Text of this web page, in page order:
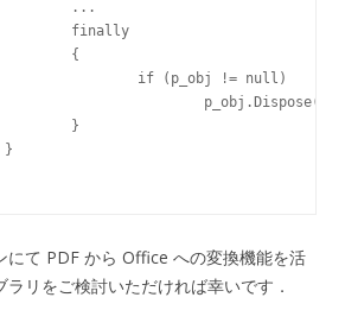
にて PDF から Office への変換機能を活
リをご検討いただければ幸いです．